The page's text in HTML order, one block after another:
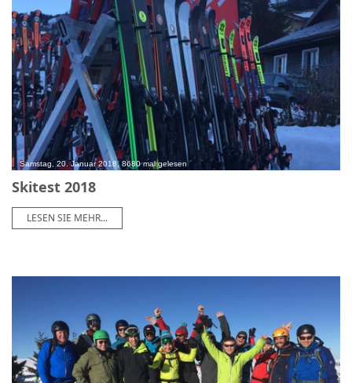
Samstag, 20. Januar 2018, 8680 mal gelesen
Skitest 2018
LESEN SIE MEHR...